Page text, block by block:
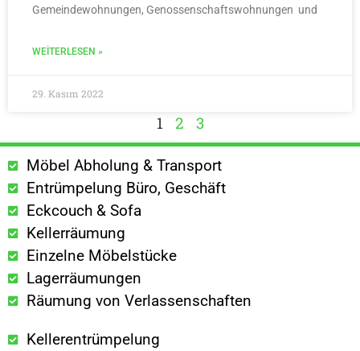
Gemeindewohnungen, Genossenschaftswohnungen und
WEITERLESEN »
29. Kasım 2022
1 2 3
Möbel Abholung & Transport
Entrümpelung Büro, Geschäft
Eckcouch & Sofa
Kellerräumung
Einzelne Möbelstücke
Lagerräumungen
Räumung von Verlassenschaften
Kellerentrümpelung